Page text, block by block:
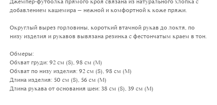
добавлением кашемира — нежной и комфортной к коже пряжи.
Округлый вырез горловины, короткий втачной рукав до локтя, по
низу изделия и рукавов вывязана резинка с фестончатым краем в тон.
Обмеры:
Обхват груди: 92 см (S), 98 см (M)
Обхват по низу изделия: 92 см (S), 98 см (M)
Длина изделия: 50 см (S), 56 см (M)
Длина рукава от основания шеи: 38 см (S), 39 см (M)